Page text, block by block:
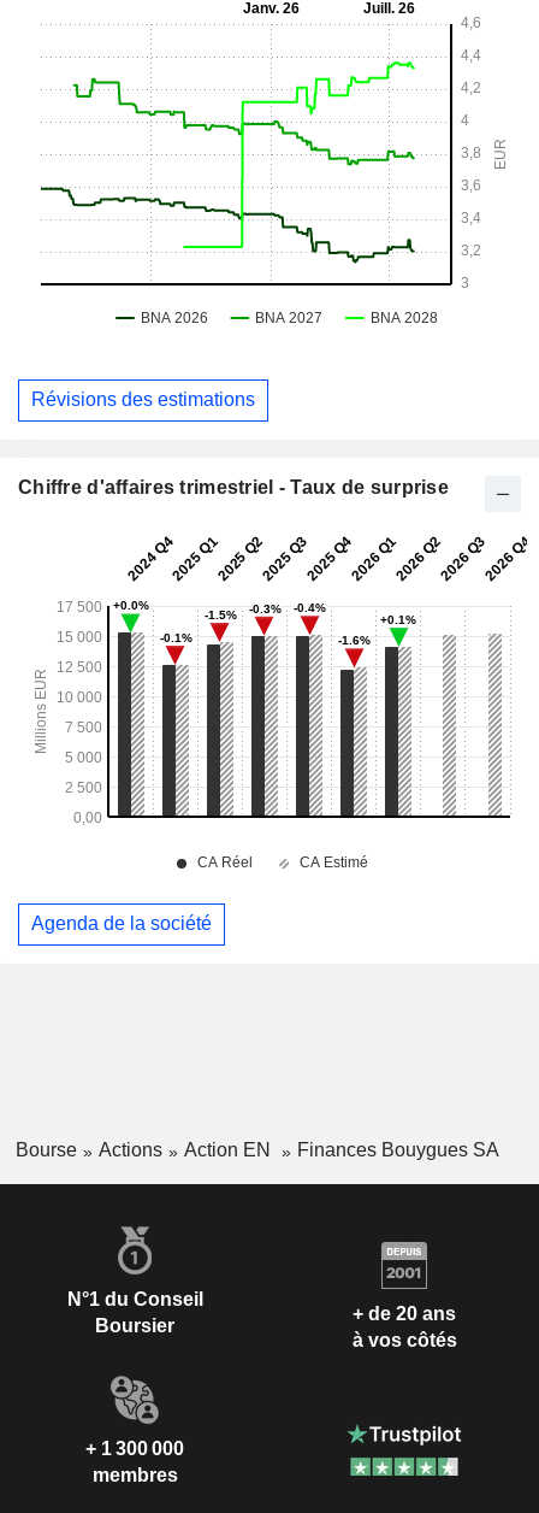
Révisions des estimations
Chiffre d'affaires trimestriel - Taux de surprise
Agenda de la société
Bourse Actions Action EN Finances Bouygues SA
N°1 du Conseil
Boursier
+ de 20 ans
à vos côtés
+ 1 300 000
membres